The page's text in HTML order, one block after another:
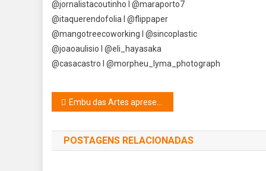
@jornalistacoutinho I @maraporto7
@itaquerendofolia I @flippaper
@mangotreecoworking I @sincoplastic
@joaoaulisio I @eli_hayasaka
@casacastro I @morpheu_lyma_photograph
Navegação
de
Post
Embu das Artes apresenta exposição da Ucrânia
POSTAGENS RELACIONADAS